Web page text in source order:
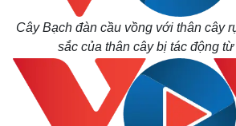
Cây Bạch đàn cầu vồng với thân cây
sắc của thân cây bị tác động